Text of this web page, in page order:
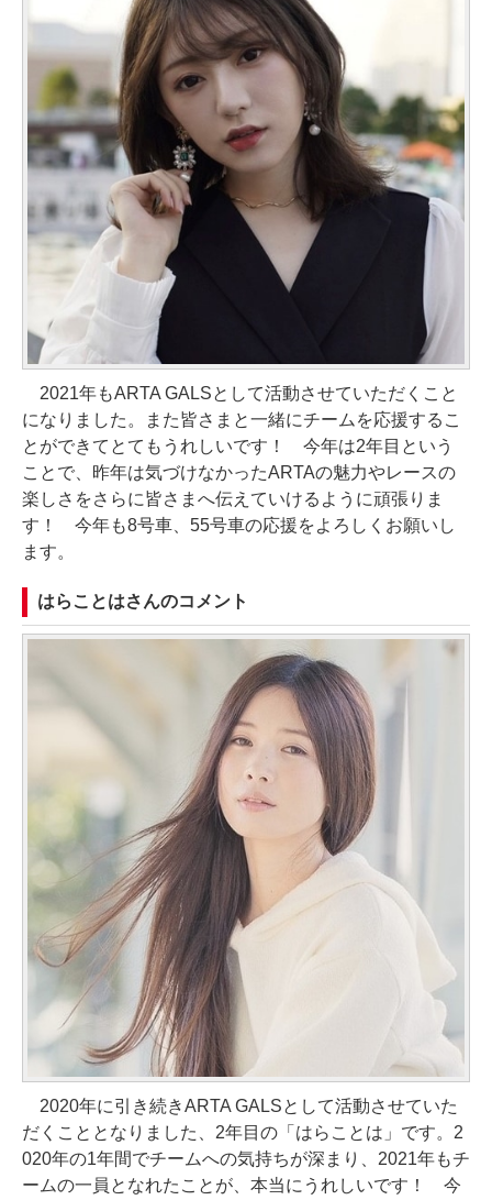
2021年もARTA GALSとして活動させていただくこと
になりました。また皆さまと一緒にチームを応援するこ
とができてとてもうれしいです！ 今年は2年目という
ことで、昨年は気づけなかったARTAの魅力やレースの
楽しさをさらに皆さまへ伝えていけるように頑張りま
す！ 今年も8号車、55号車の応援をよろしくお願いし
ます。
はらことはさんのコメント
2020年に引き続きARTA GALSとして活動させていた
だくこととなりました、2年目の「はらことは」です。2
020年の1年間でチームへの気持ちが深まり、2021年もチ
ームの一員となれたことが、本当にうれしいです！ 今